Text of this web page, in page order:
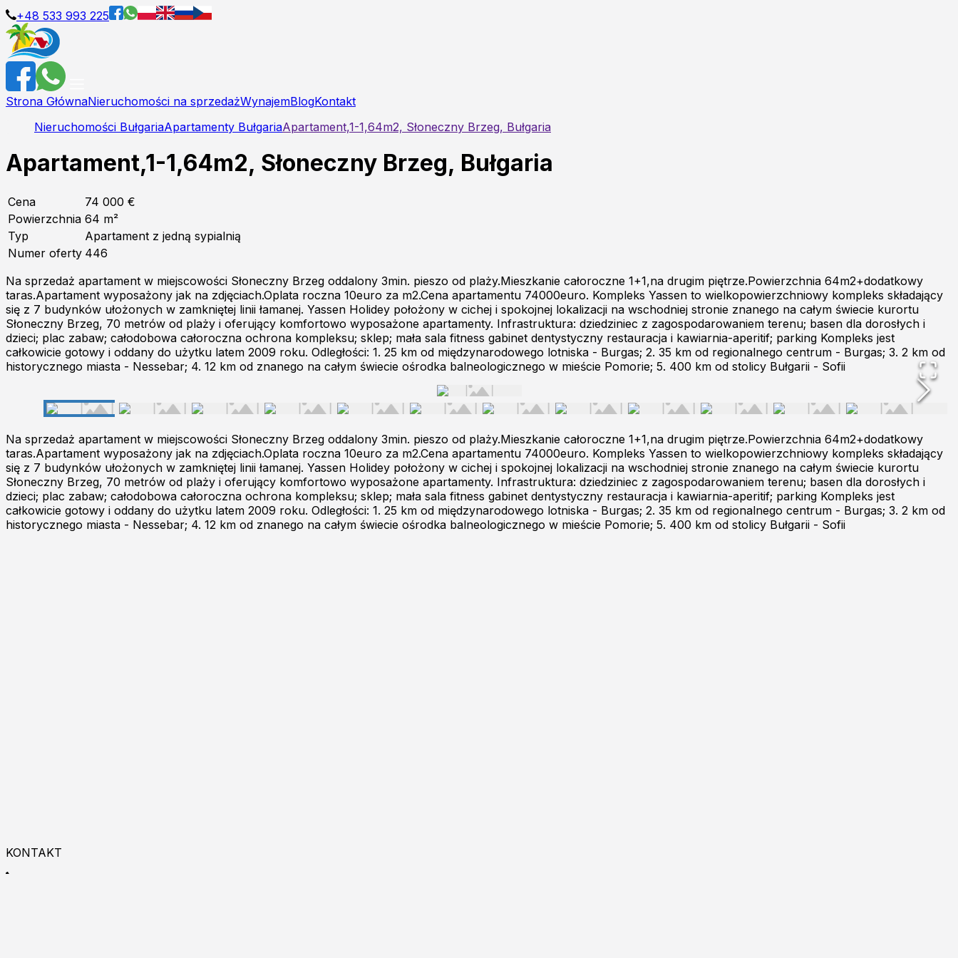
+48 533 993 225
Strona GłównaNieruchomości na sprzedażWynajemBlogKontakt
Nieruchomości BułgariaApartamenty BułgariaApartament,1-1,64m2, Słoneczny Brzeg, Bułgaria
Apartament,1-1,64m2, Słoneczny Brzeg, Bułgaria
Cena
74 000 €
Powierzchnia 64 m²
Typ
Apartament z jedną sypialnią
Numer oferty 446
Na sprzedaż apartament w miejscowości Słoneczny Brzeg oddalony 3min. pieszo od plaży.Mieszkanie całoroczne 1+1,na drugim piętrze.Powierzchnia 64m2+dodatkowy
taras.Apartament wyposażony jak na zdjęciach.Oplata roczna 10euro za m2.Cena apartamentu 74000euro. Kompleks Yassen to wielkopowierzchniowy kompleks składający
się z 7 budynków ułożonych w zamkniętej linii łamanej. Yassen Holidey położony w cichej i spokojnej lokalizacji na wschodniej stronie znanego na całym świecie kurortu
Słoneczny Brzeg, 70 metrów od plaży i oferujący komfortowo wyposażone apartamenty. Infrastruktura: dziedziniec z zagospodarowaniem terenu; basen dla dorosłych i
dzieci; plac zabaw; całodobowa całoroczna ochrona kompleksu; sklep; mała sala fitness gabinet dentystyczny restauracja i kawiarnia-aperitif; parking Kompleks jest
całkowicie gotowy i oddany do użytku latem 2009 roku. Odległości: 1. 25 km od międzynarodowego lotniska - Burgas; 2. 35 km od regionalnego centrum - Burgas; 3. 2 km od
historycznego miasta - Nessebar; 4. 12 km od znanego na całym świecie ośrodka balneologicznego w mieście Pomorie; 5. 400 km od stolicy Bułgarii - Sofii
Na sprzedaż apartament w miejscowości Słoneczny Brzeg oddalony 3min. pieszo od plaży.Mieszkanie całoroczne 1+1,na drugim piętrze.Powierzchnia 64m2+dodatkowy
taras.Apartament wyposażony jak na zdjęciach.Oplata roczna 10euro za m2.Cena apartamentu 74000euro. Kompleks Yassen to wielkopowierzchniowy kompleks składający
się z 7 budynków ułożonych w zamkniętej linii łamanej. Yassen Holidey położony w cichej i spokojnej lokalizacji na wschodniej stronie znanego na całym świecie kurortu
Słoneczny Brzeg, 70 metrów od plaży i oferujący komfortowo wyposażone apartamenty. Infrastruktura: dziedziniec z zagospodarowaniem terenu; basen dla dorosłych i
dzieci; plac zabaw; całodobowa całoroczna ochrona kompleksu; sklep; mała sala fitness gabinet dentystyczny restauracja i kawiarnia-aperitif; parking Kompleks jest
całkowicie gotowy i oddany do użytku latem 2009 roku. Odległości: 1. 25 km od międzynarodowego lotniska - Burgas; 2. 35 km od regionalnego centrum - Burgas; 3. 2 km od
historycznego miasta - Nessebar; 4. 12 km od znanego na całym świecie ośrodka balneologicznego w mieście Pomorie; 5. 400 km od stolicy Bułgarii - Sofii
KONTAKT